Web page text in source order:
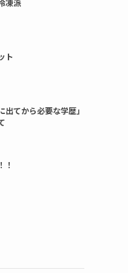
凍派
ト
出てから必要な学歴」
！